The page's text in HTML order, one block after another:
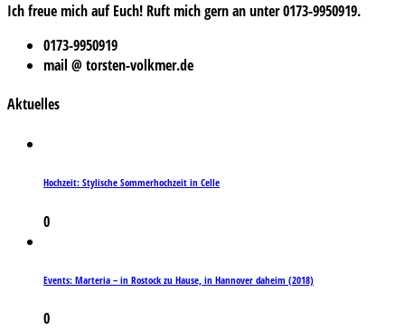
Ich freue mich auf Euch! Ruft mich gern an unter 0173-9950919.
0173-9950919
mail @ torsten-volkmer.de
Aktuelles
Hochzeit: Stylische Sommerhochzeit in Celle
0
Events: Marteria – in Rostock zu Hause, in Hannover daheim (2018)
0